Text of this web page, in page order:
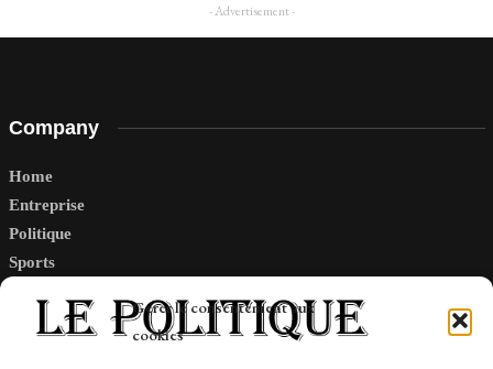
Gérer le consentement aux
cookies
- Advertisement -
Company
Home
Entreprise
Politique
Sports